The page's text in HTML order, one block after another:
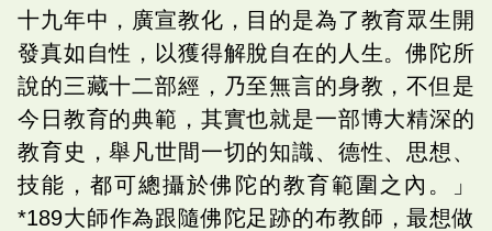
十九年中，廣宣教化，目的是為了教育眾生開
發真如自性，以獲得解脫自在的人生。佛陀所
說的三藏十二部經，乃至無言的身教，不但是
今日教育的典範，其實也就是一部博大精深的
教育史，舉凡世間一切的知識、德性、思想、
技能，都可總攝於佛陀的教育範圍之內。」
*189大師作為跟隨佛陀足跡的布教師，最想做